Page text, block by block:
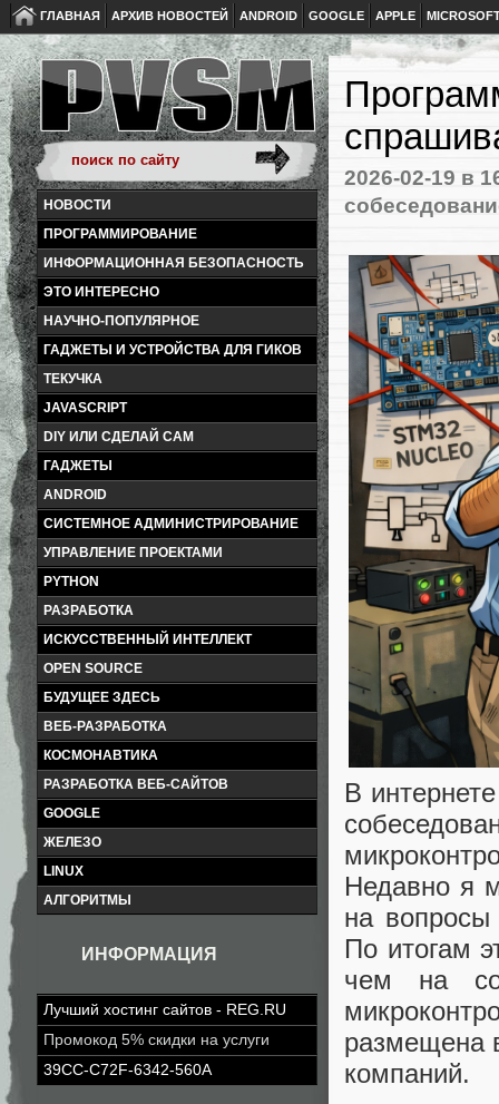
ГЛАВНАЯ АРХИВ НОВОСТЕЙ ANDROID GOOGLE APPLE
НОВОСТИ
ПРОГРАММИРОВАНИЕ
ИНФОРМАЦИОННАЯ БЕЗОПАСНОСТЬ
ЭТО ИНТЕРЕСНО
НАУЧНО-ПОПУЛЯРНОЕ
ГАДЖЕТЫ И УСТРОЙСТВА ДЛЯ ГИКОВ
ТЕКУЧКА
JAVASCRIPT
DIY ИЛИ СДЕЛАЙ САМ
ГАДЖЕТЫ
ANDROID
СИСТЕМНОЕ АДМИНИСТРИРОВАНИЕ
УПРАВЛЕНИЕ ПРОЕКТАМИ
PYTHON
РАЗРАБОТКА
ИСКУССТВЕННЫЙ ИНТЕЛЛЕКТ
OPEN SOURCE
БУДУЩЕЕ ЗДЕСЬ
ВЕБ-РАЗРАБОТКА
КОСМОНАВТИКА
РАЗРАБОТКА ВЕБ-САЙТОВ
GOOGLE
ЖЕЛЕЗО
LINUX
АЛГОРИТМЫ
ИНФОРМАЦИЯ
Лучший хостинг сайтов - REG.RU
Промокод 5% скидки на услуги
39CC-C72F-6342-560A
2026-02-19 в
В
Недавно я
на вопросы
По итогам
чем на
размещена
компаний.